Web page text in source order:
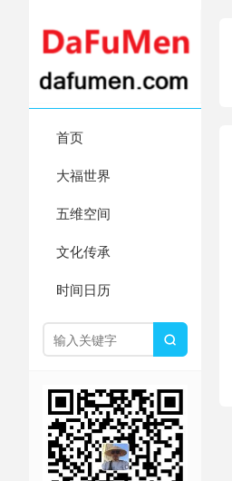
首页
大福世界
五维空间
文化传承
时间日历
